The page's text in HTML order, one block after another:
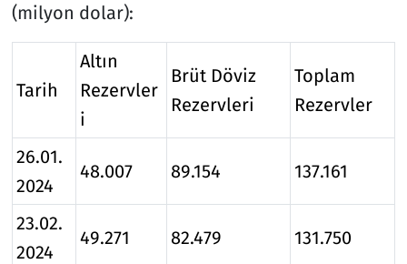
(milyon dolar):
Tarih
Altın
Rezervler
i
Brüt Döviz
Rezervleri
Toplam
Rezervler
26.01.
2024
48.007 89.154 137.161
23.02.
2024
49.271 82.479 131.750